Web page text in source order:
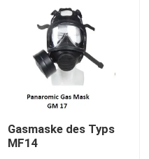
Gasmaske des Typs
MF14